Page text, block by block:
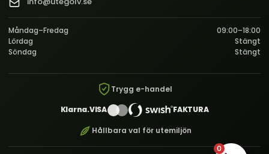
Måndag–Fredag
09:00–18:00
Lördag
Stängt
Söndag
Stängt
Trygg e-handel
Klarna.VISA FAKTURA
Hållbara val för utemiljön
0